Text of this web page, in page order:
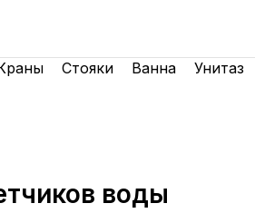
Стояки Ванна Унитаз
воды